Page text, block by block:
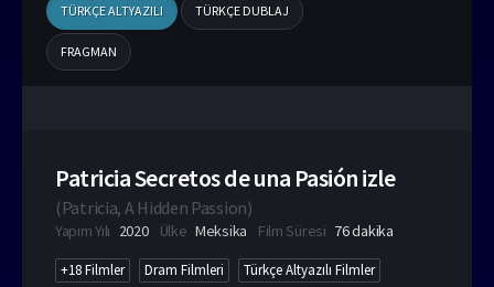
TÜRKÇE ALTYAZILI TÜRKÇE DUBLAJ
FRAGMAN
Patricia Secretos de una Pasión izle
(Patricia, A Hidden Passion)
Yapım Yılı 2020 Ülke Meksika Film Süresi 76 dakika
+18 Filmler Dram Filmleri
Türkçe Altyazılı Filmler